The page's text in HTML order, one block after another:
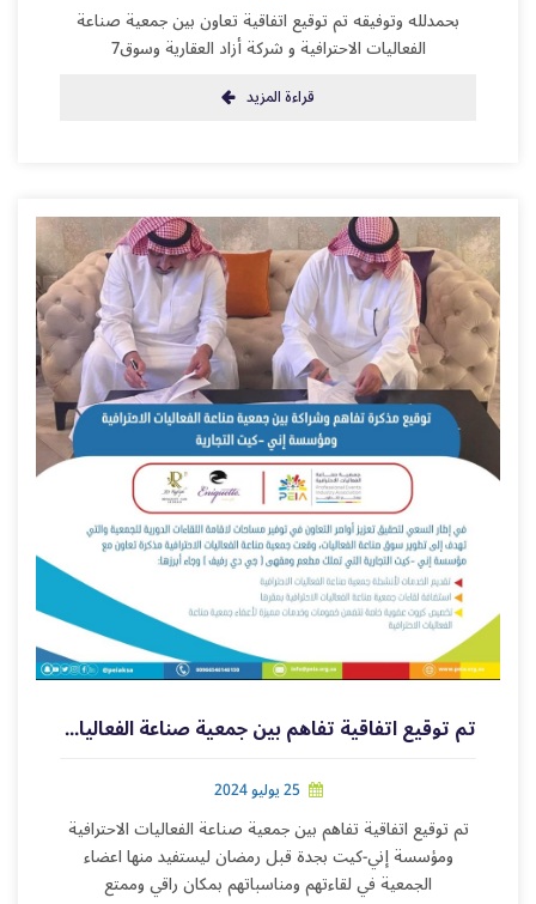
بحمدلله وتوفيقه تم توقيع اتفاقية تعاون بين جمعية صناعة
الفعاليات الاحترافية و شركة أزاد العقارية وسوق7
قراءة المزيد
تم توقيع اتفاقية تفاهم بين جمعية صناعة الفعاليات الاحترافية ومؤسسة إني-كيت
25 يوليو 2024
تم توقيع اتفاقية تفاهم بين جمعية صناعة الفعاليات الاحترافية
ومؤسسة إني-كيت بجدة قبل رمضان ليستفيد منها اعضاء
الجمعية في لقاءتهم ومناسباتهم بمكان راقي وممتع